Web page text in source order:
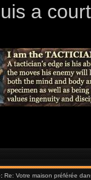
a
Re: Votre maison préférée